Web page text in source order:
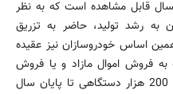
قابل مشاهده است كه به نظر
به رشد تولید، حاضر به تزریق
اساس خودروسازان نیز عقیده
به فروش اموال مازاد و یا فروش
محصولات خود به تولید یك میلیون و 200 هزار دستگاهی تا پایان سال